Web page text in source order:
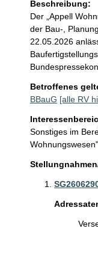
Beschreibung:
Der „Appell
der Bau-,
22.05.2026
Betroffenes
BBauG [alle RV
Sonstiges im
Wohnungswesen"